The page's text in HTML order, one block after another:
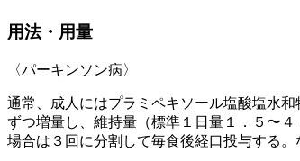
用法・用量
〈パーキンソン病〉
通常、成人にはプラミペキソール塩酸塩水
ずつ増量し、維持量（標準１日量１．５〜
場合は３回に分割して毎食後経口投与する